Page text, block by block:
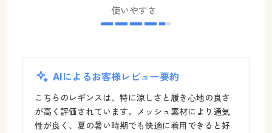
使いやすさ
AIによるお客様レビュー要約
こちらのレギンスは、特に涼しさと履き心地の良さ
が高く評価されています。メッシュ素材により通気
性が良く、夏の暑い時期でも快適に着用できると好